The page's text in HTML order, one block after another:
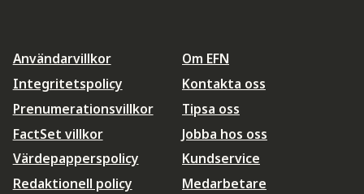
Användarvillkor
Integritetspolicy
Prenumerationsvillkor
FactSet villkor
Värdepapperspolicy
Redaktionell policy
Om EFN
Kontakta oss
Tipsa oss
Jobba hos oss
Kundservice
Medarbetare